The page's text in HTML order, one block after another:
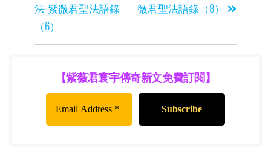
法-紫微君聖法語錄
（6）
微君聖法語錄（8）
【紫薇君寰宇傳奇新文免費訂閱】